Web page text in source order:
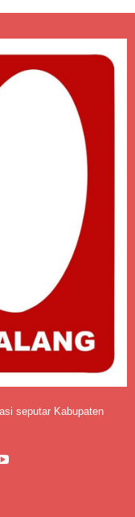
seputar Kabupaten